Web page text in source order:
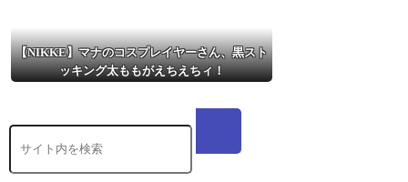
【NIKKE】マナのコスプレイヤーさん、黒スト
ッキング太ももがえちえちィ！